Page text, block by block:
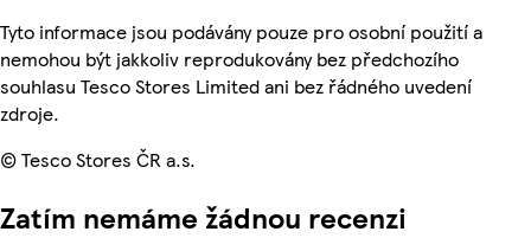
Tyto informace jsou podávány pouze pro osobní použití a
nemohou být jakkoliv reprodukovány bez předchozího
souhlasu Tesco Stores Limited ani bez řádného uvedení
zdroje.
© Tesco Stores ČR a.s.
Zatím nemáme žádnou recenzi